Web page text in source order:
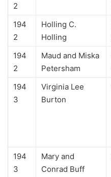
2
194
2
Holling C.
Holling
194
2
Maud and Miska
Petersham
194
3
Virginia Lee
Burton
194
3
Mary and
Conrad Buff